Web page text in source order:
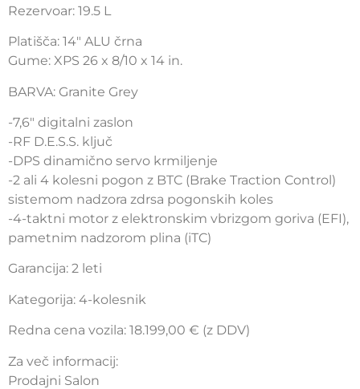
Rezervoar: 19.5 L
Platišča: 14″ ALU črna
Gume: XPS 26 x 8/10 x 14 in.
BARVA: Granite Grey
-7,6″ digitalni zaslon
-RF D.E.S.S. ključ
-DPS dinamično servo krmiljenje
-2 ali 4 kolesni pogon z BTC (Brake Traction Control)
sistemom nadzora zdrsa pogonskih koles
-4-taktni motor z elektronskim vbrizgom goriva (EFI),
pametnim nadzorom plina (iTC)
Garancija: 2 leti
Kategorija: 4-kolesnik
Redna cena vozila: 18.199,00 € (z DDV)
Za več informacij:
Prodajni Salon